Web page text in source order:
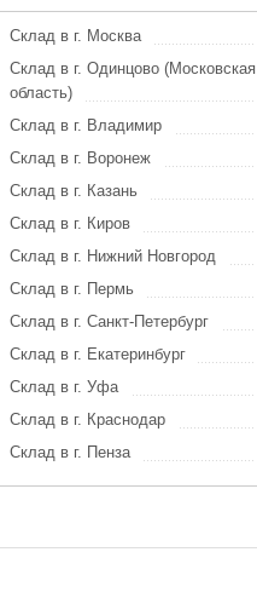
Склад в г. Москва
Склад в г. Одинцово (Московская
область)
Склад в г. Владимир
Склад в г. Воронеж
Склад в г. Казань
Склад в г. Киров
Склад в г. Нижний Новгород
Склад в г. Пермь
Склад в г. Санкт-Петербург
Склад в г. Екатеринбург
Склад в г. Уфа
Склад в г. Краснодар
Склад в г. Пенза